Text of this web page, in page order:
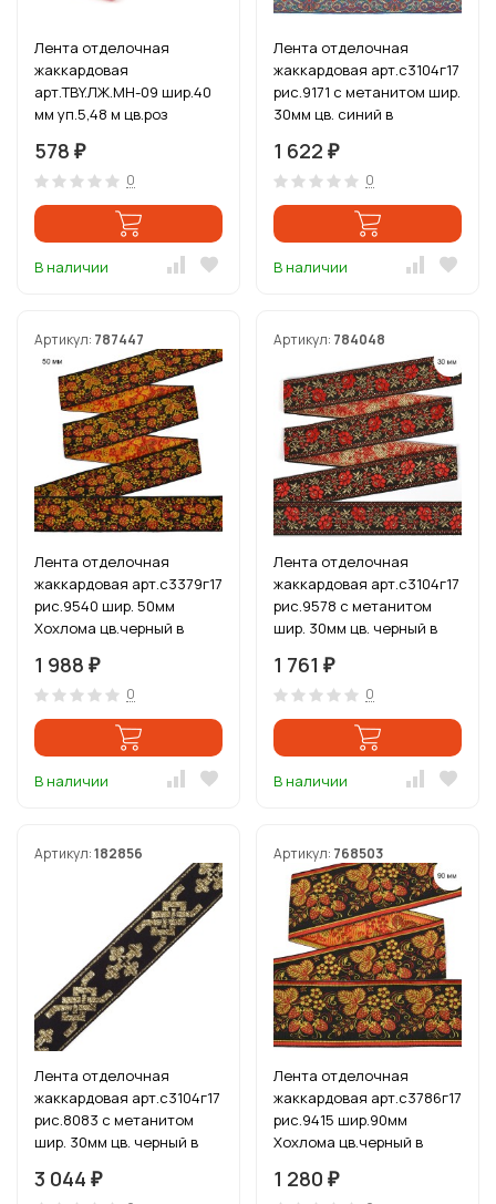
Лента отделочная
жаккардовая
арт.TBY.ЛЖ.MH-09 шир.40
мм уп.5,48 м цв.роз
578 ₽
0
В наличии
Лента отделочная
жаккардовая арт.с3104г17
рис.9171 с метанитом шир.
30мм цв. синий в
1 622 ₽
0
В наличии
Артикул: 787447
Лента отделочная
жаккардовая арт.с3379г17
рис.9540 шир. 50мм
Хохлома цв.черный в
1 988 ₽
0
В наличии
Артикул: 784048
Лента отделочная
жаккардовая арт.с3104г17
рис.9578 с метанитом
шир. 30мм цв. черный в
1 761 ₽
0
В наличии
Артикул:182856
Лента отделочная
жаккардовая арт.с3104г17
рис.8083 с метанитом
шир. 30мм цв. черный в
3 044 ₽
Артикул: 768503
Лента отделочная
жаккардовая арт.с3786г17
рис.9415 шир.90мм
Хохлома цв.черный в
1 280 ₽